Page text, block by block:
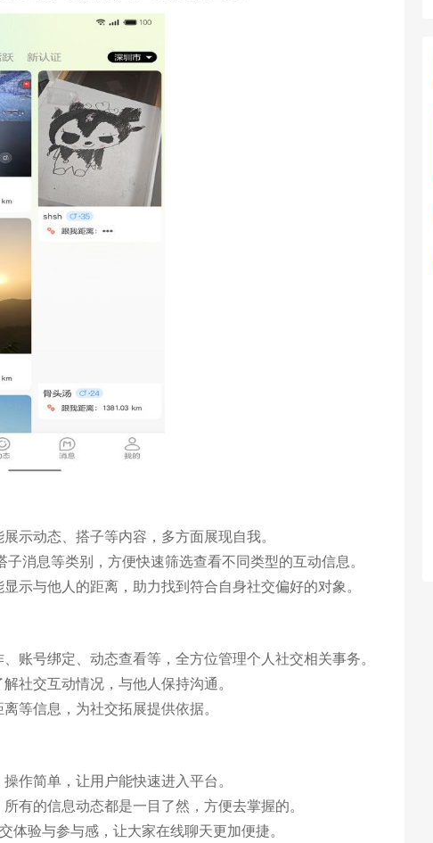
示动态、搭子等内容，多方面展现自我。
消息等类别，方便快速筛选查看不同类型的互动信息。
示与他人的距离，助力找到符合自身社交偏好的对象。
账号绑定、动态查看等，全方位管理个人社交相关事务。
社交互动情况，与他人保持沟通。
等信息，为社交拓展提供依据。
作简单，让用户能快速进入平台。
有的信息动态都是一目了然，方便去掌握的。
体验与参与感，让大家在线聊天更加便捷。